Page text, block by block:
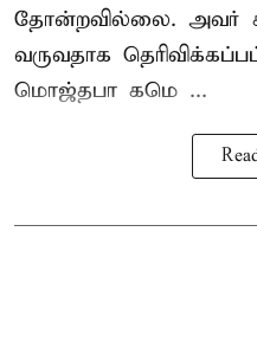
தோன்றவில்லை. அவர்
வருவதாக
மொஜ்தபா கமெ ...